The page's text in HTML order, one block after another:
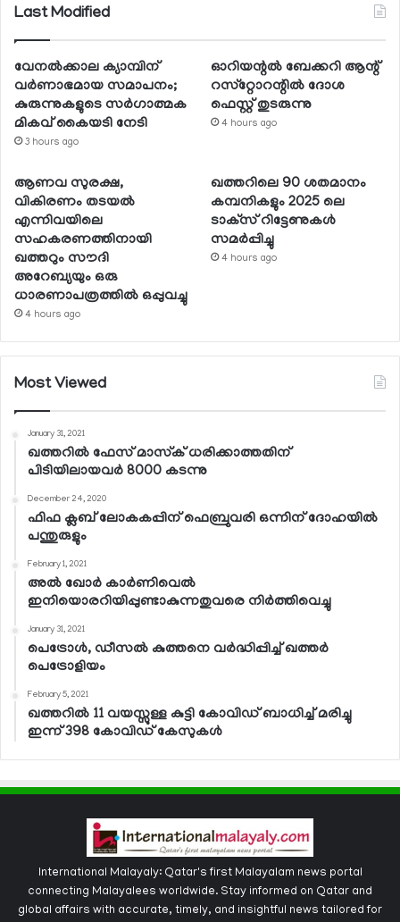
Last Modified
വേനല്‍ക്കാല ക്യാമ്പിന്
വര്‍ണാഭമായ സമാപനം;
കുരുന്നുകളുടെ സര്‍ഗാത്മക
മികവ് കൈയടി നേടി
3 hours ago
ഓറിയന്റല്‍ ബേക്കറി ആന്റ്
റസ്‌റ്റോറന്റില്‍ ദോശ
ഫെസ്റ്റ് തുടരുന്നു
4 hours ago
ആണവ സുരക്ഷ,
വികിരണം തടയല്‍
എന്നിവയിലെ
സഹകരണത്തിനായി
ഖത്തറും സൗദി
അറേബ്യയും ഒരു
ധാരണാപത്രത്തില്‍ ഒപ്പുവച്ചു
4 hours ago
ഖത്തറിലെ 90 ശതമാനം
കമ്പനികളും 2025 ലെ
ടാക്‌സ് റിട്ടേണുകള്‍
സമര്‍പ്പിച്ചു
4 hours ago
Most Viewed
January 31, 2021
ഖത്തറില്‍ ഫേസ് മാസ്‌ക് ധരിക്കാത്തതിന്
പിടിയിലായവര്‍ 8000 കടന്നു
December 24, 2020
ഫിഫ ക്ലബ് ലോകകപ്പിന് ഫെബ്രുവരി ഒന്നിന് ദോഹയില്‍
പന്തുരുളും
February 1, 2021
അല്‍ ഖോര്‍ കാര്‍ണിവെല്‍
ഇനിയൊരറിയിപ്പുണ്ടാകുന്നതുവരെ നിര്‍ത്തിവെച്ചു
January 31, 2021
പെട്രോള്‍, ഡീസല്‍ കുത്തനെ വര്‍ദ്ധിപ്പിച്ച് ഖത്തര്‍
പെട്രോളിയം
February 5, 2021
ഖത്തറില്‍ 11 വയസ്സുള്ള കുട്ടി കോവിഡ് ബാധിച്ച് മരിച്ചു
ഇന്ന് 398 കോവിഡ് കേസുകള്‍
International Malayaly: Qatar's first Malayalam news portal
connecting Malayalees worldwide. Stay informed on Qatar and
global affairs with accurate, timely, and insightful news tailored for